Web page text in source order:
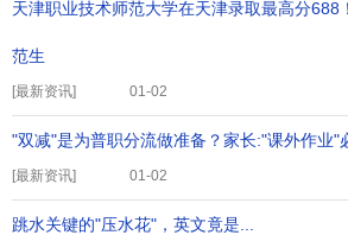
[最新资讯]
天津职业技术师范大学在天津录取最高分688
范生
01-02
[最新资讯]
"双减"是为普职分流做准备？家长:"课外作业"
01-02
跳水关键的"压水花"，英文竟是...